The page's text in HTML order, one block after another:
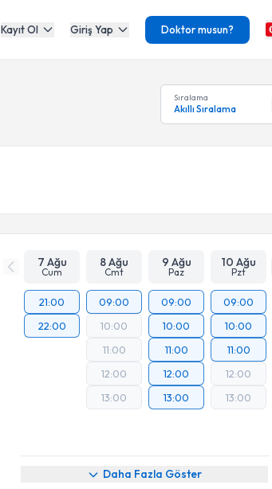
Kayıt Ol Giriş Yap Doktor musun?
Sıralama
Akıllı Sıralama
7 Ağu
Cum
8 Ağu
Cmt
9 Ağu
Paz
10 Ağu
Pzt
21:00
22:00
09:00
10:00
11:00
12:00
13:00
09:00
10:00
11:00
12:00
13:00
09:00
10:00
11:00
12:00
13:00
Daha Fazla Göster